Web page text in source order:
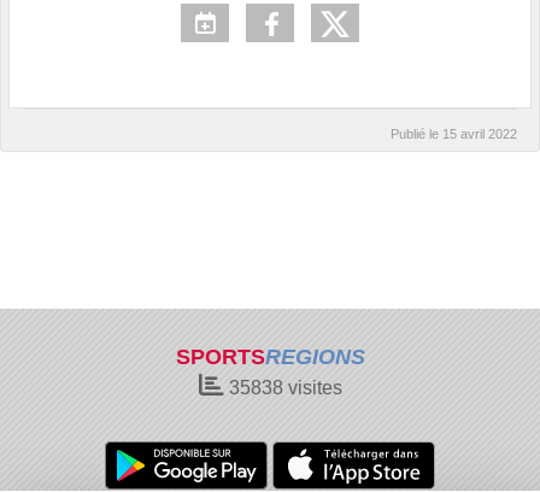
Publié le 15 avril 2022
SPORTSREGIONS
35838visites